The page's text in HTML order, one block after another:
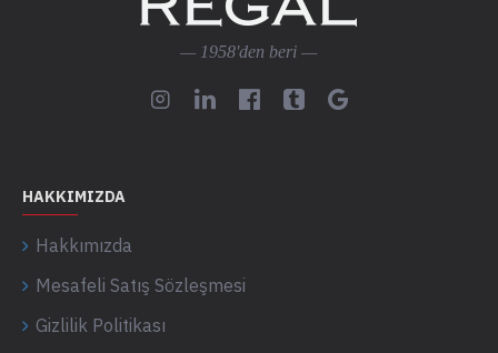
— 1958'den beri —
HAKKIMIZDA
Hakkımızda
Mesafeli Satış Sözleşmesi
Gizlilik Politikası